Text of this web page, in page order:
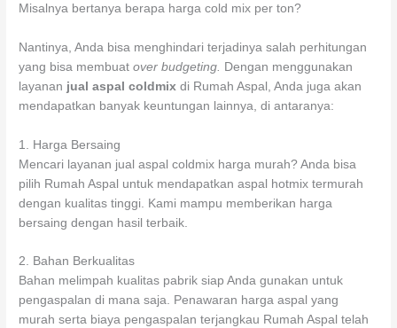
Misalnya bertanya berapa harga cold mix per ton?
Nantinya, Anda bisa menghindari terjadinya salah perhitungan
yang bisa membuatover budgeting. Dengan menggunakan
layanan jual aspal coldmix di Rumah Aspal, Anda juga akan
mendapatkan banyak keuntungan lainnya, di antaranya:
1. Harga Bersaing
Mencari layanan jual aspal coldmix harga murah? Anda bisa
pilih Rumah Aspal untuk mendapatkan aspal hotmix termurah
dengan kualitas tinggi. Kami mampu memberikan harga
bersaing dengan hasil terbaik.
2. Bahan Berkualitas
Bahan melimpah kualitas pabrik siap Anda gunakan untuk
pengaspalan di mana saja. Penawaran harga aspal yang
murah serta biaya pengaspalan terjangkau Rumah Aspal telah